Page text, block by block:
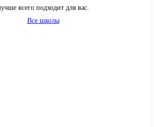
всего подходит для вас.
Все школы